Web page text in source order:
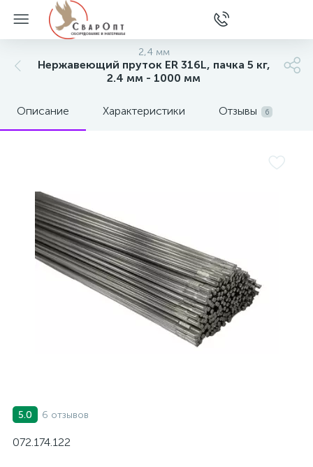
2,4 мм
Нержавеющий пруток ER 316L, пачка 5 кг,
2.4 мм - 1000 мм
Описание Характеристики Отзывы 6
5.0 6 отзывов
072.174.122